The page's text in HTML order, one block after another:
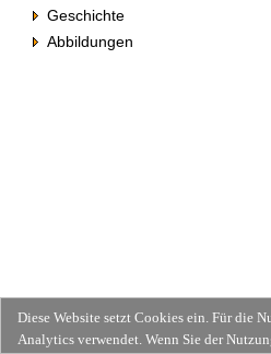
Geschichte
Abbildungen
Diese Website setzt Cookies ein. Für die
Analytics verwendet. Wenn Sie der